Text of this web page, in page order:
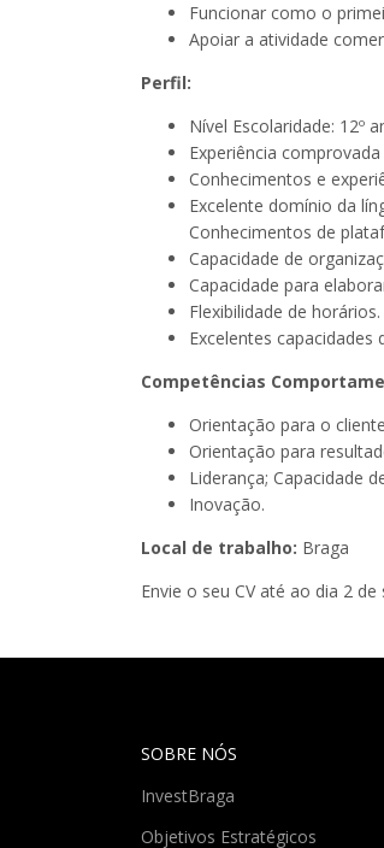
Funcionar como o
Apoiar a atividade
Perfil:
Nível Escolaridade: 12º
Experiência
Conhecimentos e
Excelente domínio da
Conhecimentos de
Capacidade de
Capacidade para
Flexibilidade de horários.
Excelentes
Competências
Orientação para o
Orientação para
Liderança; Capacidade
Inovação.
Local de trabalho: Braga
Envie o seu CV até ao dia 2
SOBRE NÓS
InvestBraga
Objetivos Estratégicos